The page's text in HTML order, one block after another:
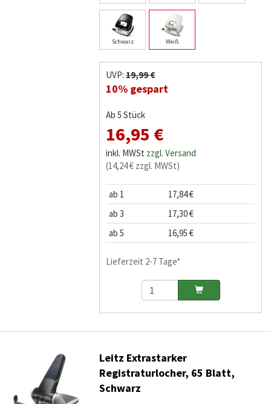
Schwarz Weiß
UVP:19,99 €
10% gespart
Ab 5 Stück
16,95 €
inkl. MWSt zzgl. Versand
(14,24 € zzgl. MWSt)
ab 1
17,84 €
ab 3
17,30 €
ab 5
16,95 €
Lieferzeit 2-7 Tage*
Leitz Extrastarker
Registraturlocher, 65 Blatt,
Schwarz